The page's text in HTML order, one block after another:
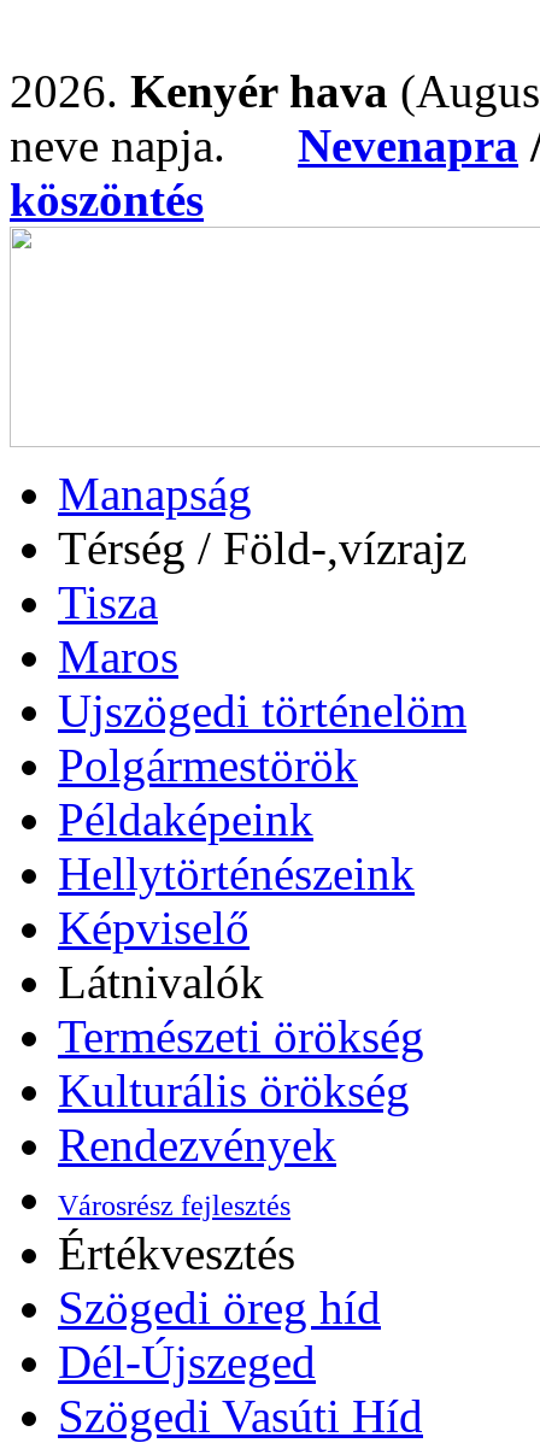
2026. Kenyér hava
neve napja. Nevenapra
köszöntés
Manapság
Térség / Föld-,vízrajz
Tisza
Maros
Ujszögedi történelöm
Polgármestörök
Példaképeink
Hellytörténészeink
Képviselő
Látnivalók
Természeti örökség
Kulturális örökség
Rendezvények
Városrész fejlesztés
Értékvesztés
Szögedi öreg híd
Dél-Újszeged
Szögedi Vasúti Híd